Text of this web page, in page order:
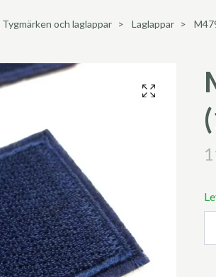
Tygmärken och laglappar Laglappar